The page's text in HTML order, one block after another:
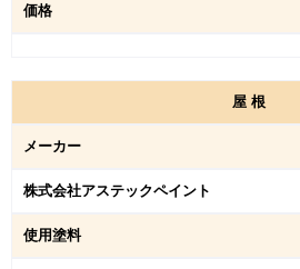
価格
屋 根
メーカー
株式会社アステックペイント
使用塗料